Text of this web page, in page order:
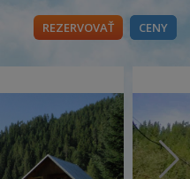
REZERVOVAŤ CENY